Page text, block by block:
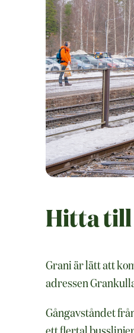
Hitta till
Grani är lätt att
adressen
Gångavståndet